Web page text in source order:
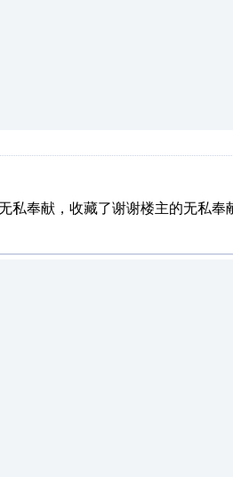
私奉献，收藏了谢谢楼主的无私奉